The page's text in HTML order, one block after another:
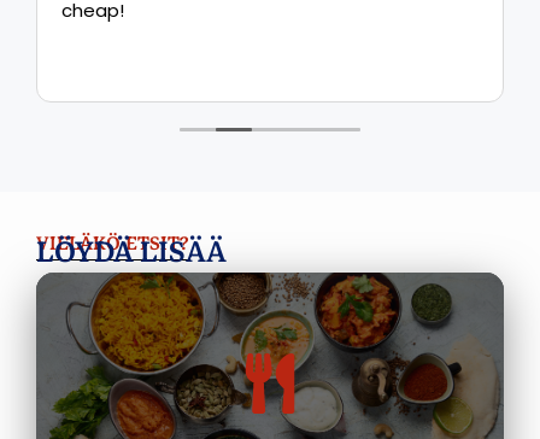
cheap!
VIELÄKÖ ETSIT?
LÖYDÄ LISÄÄ
Tutustu Menuun